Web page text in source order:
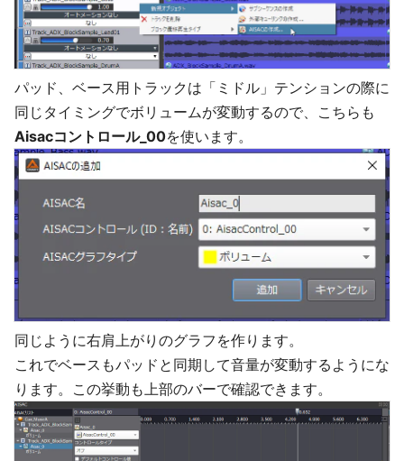
パッド、ベース用トラックは「ミドル」テンションの際に
同じタイミングでボリュームが変動するので、こちらも
Aisacコントロール_00を使います。
同じように右肩上がりのグラフを作ります。
これでベースもパッドと同期して音量が変動するようにな
ります。この挙動も上部のバーで確認できます。